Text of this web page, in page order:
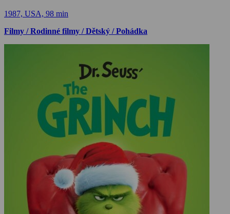
1987, USA, 98 min
Filmy / Rodinné filmy / Dětský / Pohádka